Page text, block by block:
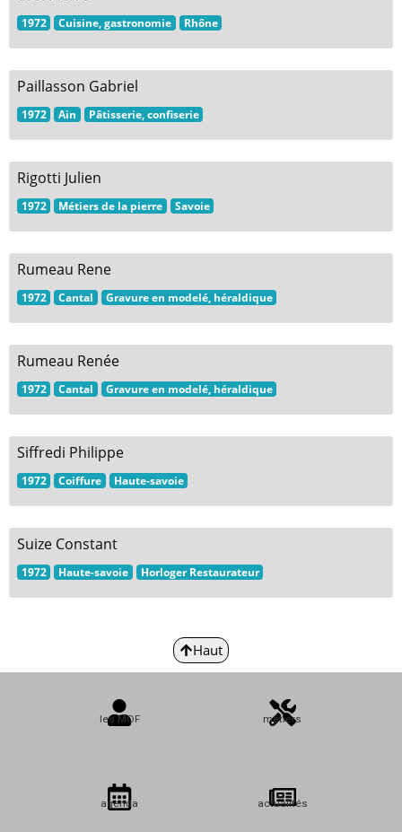
1972 Cuisine, gastronomie Rhône
Paillasson Gabriel
1972 Ain Pâtisserie, confiserie
Rigotti Julien
1972 Métiers de la pierre Savoie
Rumeau Rene
1972 Cantal Gravure en modelé, héraldique
Rumeau Renée
1972 Cantal Gravure en modelé, héraldique
Siffredi Philippe
1972 Coiffure Haute-savoie
Suize Constant
1972 Haute-savoie Horloger Restaurateur
Haut
les MOF métiers
agenda actualités